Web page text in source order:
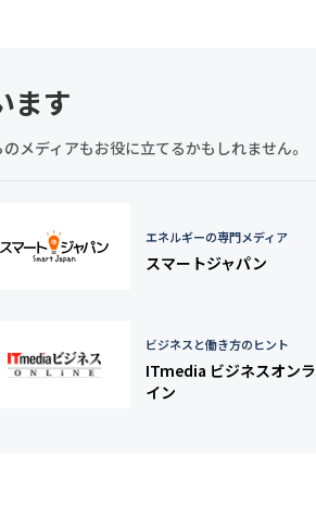
ます
メディアもお役に立てるかもしれません。
エネルギーの専門メディア
スマートジャパン
ビジネスと働き方のヒント
ITmedia ビジネスオンラ
イン